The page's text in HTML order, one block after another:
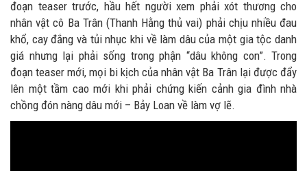
đoạn teaser trước, hầu hết người xem phải xót thương cho
nhân vật cô Ba Trân (Thanh Hằng thủ vai) phải chịu nhiều đau
khổ, cay đắng và tủi nhục khi về làm dâu của một gia tộc danh
giá nhưng lại phải sống trong phận “dâu không con”. Trong
đoạn teaser mới, mọi bi kịch của nhân vật Ba Trân lại được đẩy
lên một tầm cao mới khi phải chứng kiến cảnh gia đình nhà
chồng đón nàng dâu mới – Bảy Loan về làm vợ lẽ.